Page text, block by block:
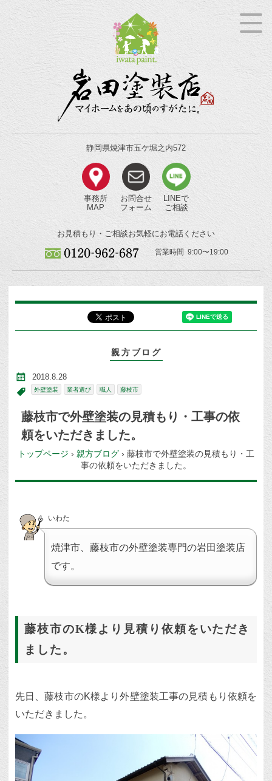
静岡県焼津市五ケ堀之内572
事務所
MAP
お問合せ
フォーム
LINEで
ご相談
お見積もり・ご相談お気軽にお電話ください
営業時間 9:00〜19:00
親方ブログ
2018.8.28
外壁塗装 業者選び 職人 藤枝市
藤枝市で外壁塗装の見積もり・工事の依
頼をいただきました。
トップページ › 親方ブログ › 藤枝市で外壁塗装の見積もり・工
事の依頼をいただきました。
いわた
焼津市、藤枝市の外壁塗装専門の岩田塗装店
です。
藤枝市のK様より見積り依頼をいただき
ました。
先日、藤枝市のK様より外壁塗装工事の見積もり依頼を
いただきました。